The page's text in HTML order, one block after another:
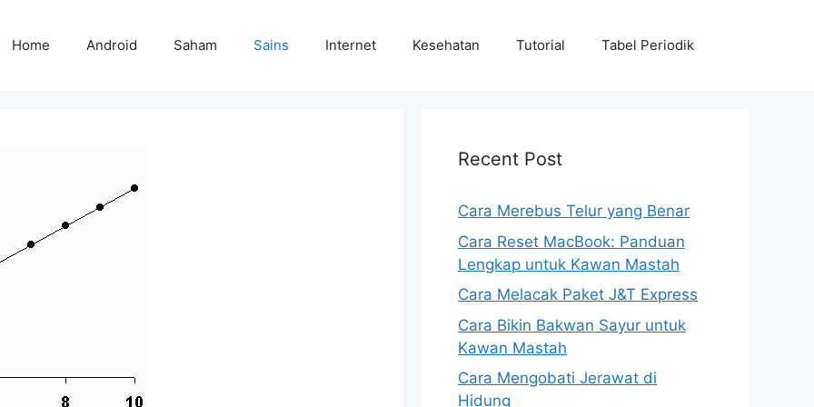
Home Android Saham Sains Internet Kesehatan Tutorial Tabel Periodik
Recent Post
Cara Merebus Telur yang Benar
Cara Reset MacBook: Panduan
Lengkap untuk Kawan Mastah
Cara Melacak Paket J&T Express
Cara Bikin Bakwan Sayur untuk
Kawan Mastah
Cara Mengobati Jerawat di
Hidung